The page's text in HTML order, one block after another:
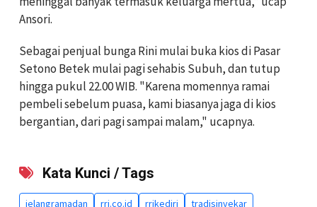
Ansori.
Sebagai penjual bunga Rini mulai buka kios di Pasar
Setono Betek mulai pagi sehabis Subuh, dan tutup
hingga pukul 22.00 WIB. "Karena momennya ramai
pembeli sebelum puasa, kami biasanya jaga di kios
bergantian, dari pagi sampai malam," ucapnya.
Kata Kunci / Tags
jelangramadan rri.co.id rrikediri tradisinyekar